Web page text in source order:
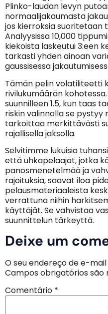
Plinko-laudan levyn
normaalijakaumasta
jos kierroksia suoritetaan
Analyysissa 10,000
kiekoista laskeutui 3:een
tarkasti yhden ainoan
gaussisessa
Tämän pelin volatiliteetti
rivilukumäärän
suunnilleen 1.5, kun taas
riskin valinnalla se pystyy
tarkoittaa merkittävästi
rajallisella jaksolla.
Selvitimme lukuisia
että uhkapelaajat, jotka
panosmenetelmää ja
rajoituksia, saavat iloa
pelausmateriaaleista
verrattuna niihin
käyttäjät. Se vahvistaa
suunnittelun tärkeyttä.
Deixe um
O seu endereço de e-
Campos obrigatórios
Comentário *